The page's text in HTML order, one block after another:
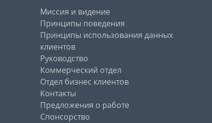
Миссия и видение
Принципы поведения
Принципы использования данных
клиентов
Руководство
Коммерческий отдел
Отдел бизнес клиентов
Контакты
Предложения о работе
Спонсорство